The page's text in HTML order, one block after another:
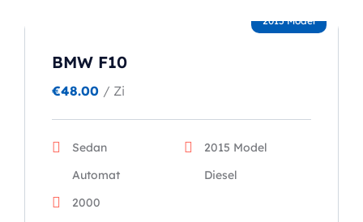
2015 Model
BMW F10
€48.00 / Zi
Sedan
2015 Model
Automat
Diesel
2000